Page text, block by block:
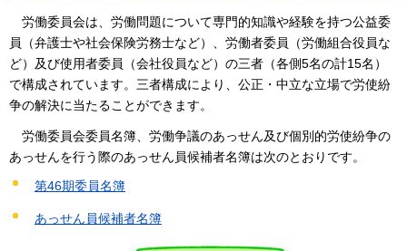
労働委員会は、労働問題について専門的知識や経験を持つ公益委
員（弁護士や社会保険労務士など）、労働者委員（労働組合役員な
ど）及び使用者委員（会社役員など）の三者（各側5名の計15名）
で構成されています。三者構成により、公正・中立な立場で労使紛
争の解決に当たることができます。
労働委員会委員名簿、労働争議のあっせん及び個別的労使紛争の
あっせんを行う際のあっせん員候補者名簿は次のとおりです。
第46期委員名簿
あっせん員候補者名簿